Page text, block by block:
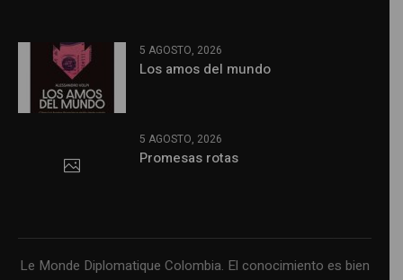
5 AGOSTO, 2026
Los amos del mundo
5 AGOSTO, 2026
Promesas rotas
Le Monde Diplomatique Colombia. El conocimiento es bien